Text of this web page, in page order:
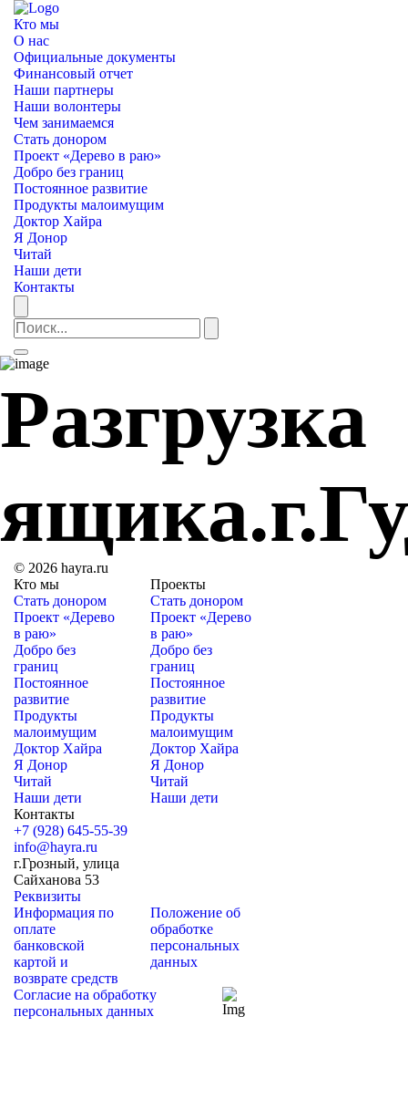
Кто мы
О нас
Официальные документы
Финансовый отчет
Наши партнеры
Наши волонтеры
Чем занимаемся
Стать донором
Проект «Дерево в раю»
Добро без границ
Постоянное развитие
Продукты малоимущим
Доктор Хайра
Я Донор
Читай
Наши дети
Контакты
Разгрузка
© 2026 hayra.ru
Кто мы
Стать донором
Проект «Дерево
в раю»
Добро без
границ
Постоянное
развитие
Продукты
малоимущим
Доктор Хайра
Я Донор
Читай
Наши дети
Проекты
Стать донором
Проект «Дерево
в раю»
Добро без
границ
Постоянное
развитие
Продукты
малоимущим
Доктор Хайра
Я Донор
Читай
Наши дети
Контакты
+7 (928) 645-55-39
info@hayra.ru
г.Грозный, улица
Сайханова 53
Реквизиты
Информация по
оплате
банковской
картой и
возврате средств
Положение об
обработке
персональных
данных
Согласие на обработку
персональных данных